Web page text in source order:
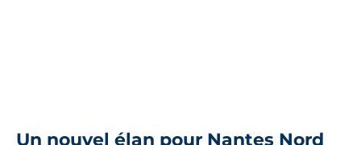
Un nouvel élan pour Nantes Nord